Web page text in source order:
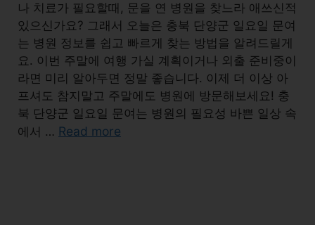
나 치료가 필요할때, 문을 연 병원을 찾느라 애쓰신적
있으신가요? 그래서 오늘은 충북 단양군 일요일 문여
는 병원 정보를 쉽고 빠르게 찾는 방법을 알려드릴게
요. 이번 주말에 여행 가실 계획이거나 외출 준비중이
라면 미리 알아두면 정말 좋습니다. 이제 더 이상 아
프셔도 참지말고 주말에도 병원에 방문해보세요! 충
북 단양군 일요일 문여는 병원의 필요성 바쁜 일상 속
에서 … Read more